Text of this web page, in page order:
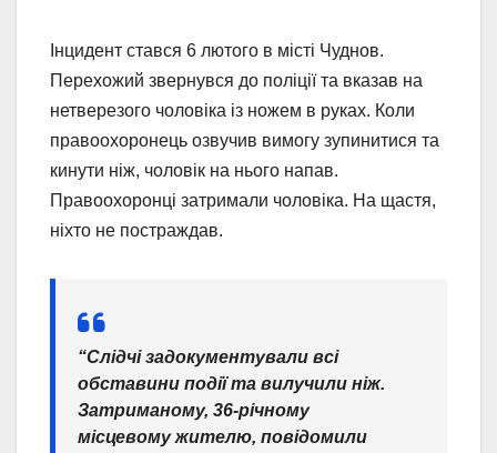
Інцидент стався 6 лютого в місті Чуднов.
Перехожий звернувся до поліції та вказав на
нетверезого чоловіка із ножем в руках. Коли
правоохоронець озвучив вимогу зупинитися та
кинути ніж, чоловік на нього напав.
Правоохоронці затримали чоловіка. На щастя,
ніхто не постраждав.
“Слідчі задокументували всі
обставини події та вилучили ніж.
Затриманому, 36-річному
місцевому жителю, повідомили